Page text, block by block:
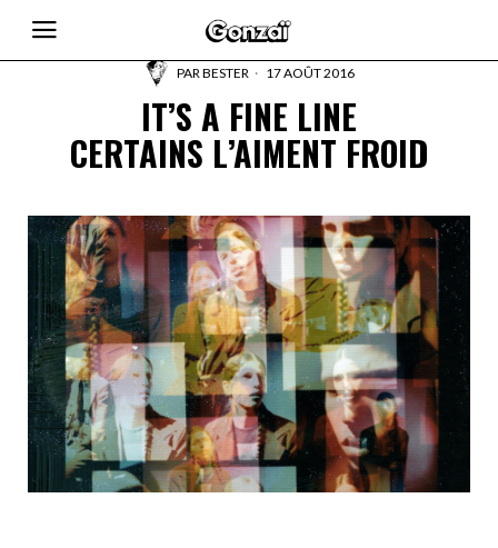
PARBESTER 17 AOÛT 2016
IT’S A FINE LINE
CERTAINS L’AIMENT FROID